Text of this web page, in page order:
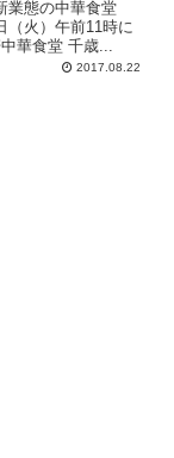
（火）午前11時に
いうことで、、、 【参照】 松軒中華食堂 千歳...
2017.08.22